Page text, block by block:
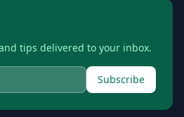
tips delivered to your inbox.
Subscribe